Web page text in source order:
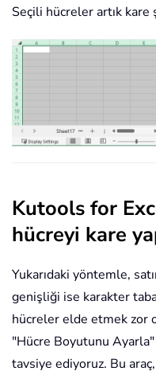
Seçili hücreler artık kare
Kutools for
hücreyi kare
Yukarıdaki yöntemle,
genişliği ise karakter
hücreler elde etmek zor
"Hücre Boyutunu
tavsiye ediyoruz. Bu